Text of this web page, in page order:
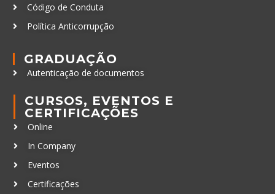
Código de Conduta
Política Anticorrupção
GRADUAÇÃO
Autenticação de documentos
CURSOS, EVENTOS E
CERTIFICAÇÕES
Online
In Company
Eventos
Certificações